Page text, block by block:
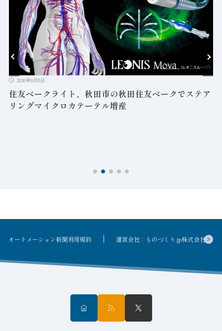
2026年8月5日
住友ベークライト、秋田市の秋田住友ベークでステア
リングマイクロカテーテル増産
オートメーション新聞利用規約 運営会社：ものづくり.jp株式会社